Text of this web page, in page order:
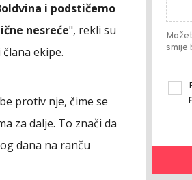
i podstičemo
nesreće", rekli su
ekipe.
protiv nje, čime se
za dalje. To znači da
dana na ranču
smije